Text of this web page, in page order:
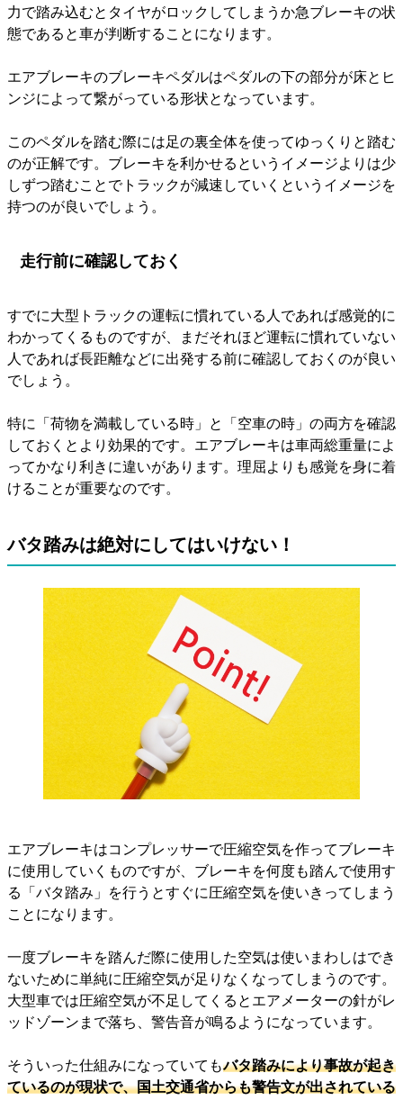
力で踏み込むとタイヤがロックしてしまうか急ブレーキの状
態であると車が判断することになります。
エアブレーキのブレーキペダルはペダルの下の部分が床とヒ
ンジによって繋がっている形状となっています。
このペダルを踏む際には足の裏全体を使ってゆっくりと踏む
のが正解です。ブレーキを利かせるというイメージよりは少
しずつ踏むことでトラックが減速していくというイメージを
持つのが良いでしょう。
走行前に確認しておく
すでに大型トラックの運転に慣れている人であれば感覚的に
わかってくるものですが、まだそれほど運転に慣れていない
人であれば長距離などに出発する前に確認しておくのが良い
でしょう。
特に「荷物を満載している時」と「空車の時」の両方を確認
しておくとより効果的です。エアブレーキは車両総重量によ
ってかなり利きに違いがあります。理屈よりも感覚を身に着
けることが重要なのです。
バタ踏みは絶対にしてはいけない！
エアブレーキはコンプレッサーで圧縮空気を作ってブレーキ
に使用していくものですが、ブレーキを何度も踏んで使用す
る「バタ踏み」を行うとすぐに圧縮空気を使いきってしまう
ことになります。
一度ブレーキを踏んだ際に使用した空気は使いまわしはでき
ないために単純に圧縮空気が足りなくなってしまうのです。
大型車では圧縮空気が不足してくるとエアメーターの針がレ
ッドゾーンまで落ち、警告音が鳴るようになっています。
そういった仕組みになっていてもバタ踏みにより事故が起き
ているのが現状で、国土交通省からも警告文が出されている